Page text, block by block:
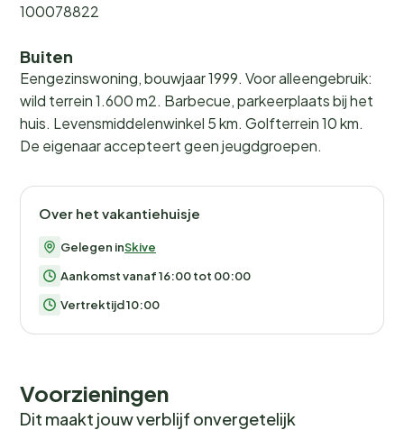
100078822
Buiten
Eengezinswoning, bouwjaar 1999. Voor alleengebruik:
wild terrein 1.600 m2. Barbecue, parkeerplaats bij het
huis. Levensmiddelenwinkel 5 km. Golfterrein 10 km.
De eigenaar accepteert geen jeugdgroepen.
Over het vakantiehuisje
Gelegen inSkive
Aankomst vanaf 16:00 tot 00:00
Vertrektijd 10:00
Voorzieningen
Dit maakt jouw verblijf onvergetelijk